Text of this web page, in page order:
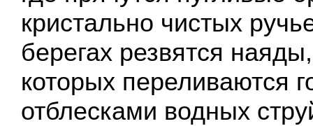
кристально чистых
берегах резвятся
которых переливаются
отблесками водных